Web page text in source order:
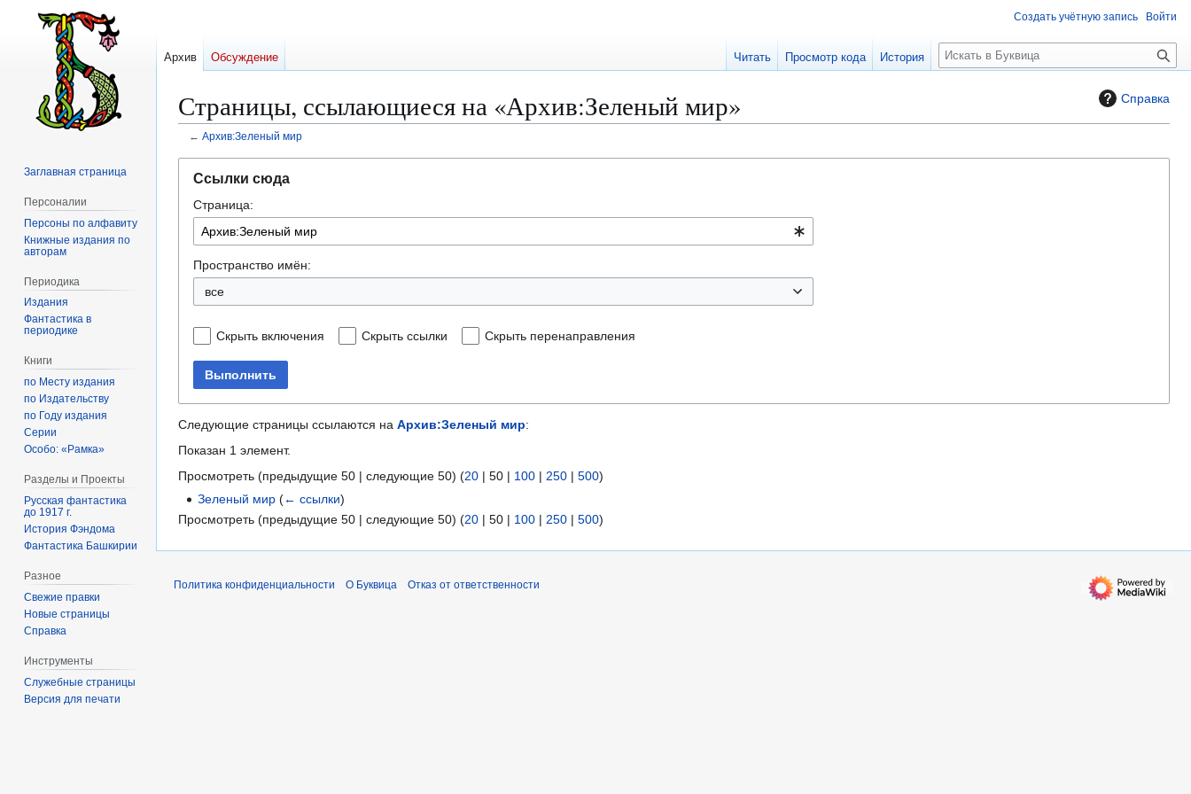
Справка
Страницы, ссылающиеся на «Архив:Зеленый мир»
← Архив:Зеленый мир
навигации
поиску
Ссылки сюда
Страница:
Пространство имён:
все
Скрыть включения Скрыть ссылки Скрыть перенаправления
Выполнить
Следующие страницы ссылаются на Архив:Зеленый мир:
Показан 1 элемент.
Просмотреть (предыдущие 50 | следующие 50) (20 | 50 | 100 | 250 | 500)
Зеленый мир (← ссылки)
Просмотреть (предыдущие 50 | следующие 50) (20 | 50 | 100 | 250 | 500)
Создать учётную запись Войти
Архив Обсуждение Читать Просмотр кода История
П
о
к
Заглавная страница
Персоналии
Персоны по алфавиту
Книжные издания по
авторам
Периодика
Издания
Фантастика в
периодике
Книги
по Месту издания
по Издательству
по Году издания
Серии
Особо: «Рамка»
Разделы и Проекты
Русская фантастика
до 1917 г.
История Фэндома
Фантастика Башкирии
Разное
Свежие правки
Новые страницы
Справка
Инструменты
Служебные страницы
Версия для печати
Политика конфиденциальности О Буквица Отказ от ответственности